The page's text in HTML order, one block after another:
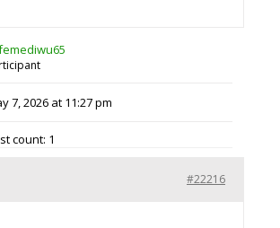
7, 2026 at 11:27 pm
count: 1
#22216